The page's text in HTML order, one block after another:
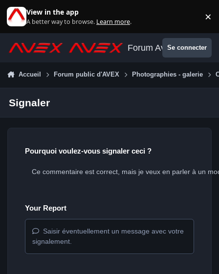
View in the app
A better way to browse. Learn more. ×
Forum AvexSe connecter
Accueil Forum public d'AVEX Photographies - galerie
Signaler
Pourquoi voulez-vous signaler ceci ?
Your Report
Saisir éventuellement un message avec votre
signalement.